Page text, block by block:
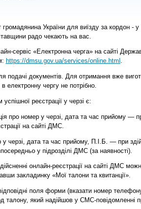
України для виїзду за кордон - у
радо чекають на вас.
сервіс «Електронна черга» на сайті
https://dmsu.gov.ua/services/online.html .
подачі документів. Для отримання вже
електронну чергу не потрібно.
успішної реєстрації у черзі є:
про номер у черзі, дата та час прийому —
на сайті ДМС.
черзі, дата та час прийому, П.І.Б. — при
у підрозділі ДМС (за наявності).
онлайн-реєстрації на сайті ДМС
закладинку «Мої талони та квитанції».
поля форми (вказати номер
талону, який надійшов у СМС-повідомленні